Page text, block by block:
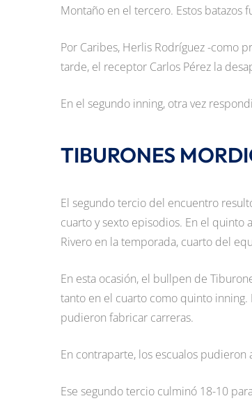
Montaño en el tercero. Estos batazos
Por Caribes, Herlis Rodríguez -como
tarde, el receptor Carlos Pérez la
En el segundo inning, otra vez
TIBURONES
El segundo tercio del encuentro
cuarto y sexto episodios. En el quinto
Rivero en la temporada, cuarto del
En esta ocasión, el bullpen de
tanto en el cuarto como quinto inning.
pudieron fabricar carreras.
En contraparte, los escualos pudieron
Ese segundo tercio culminó 18-10